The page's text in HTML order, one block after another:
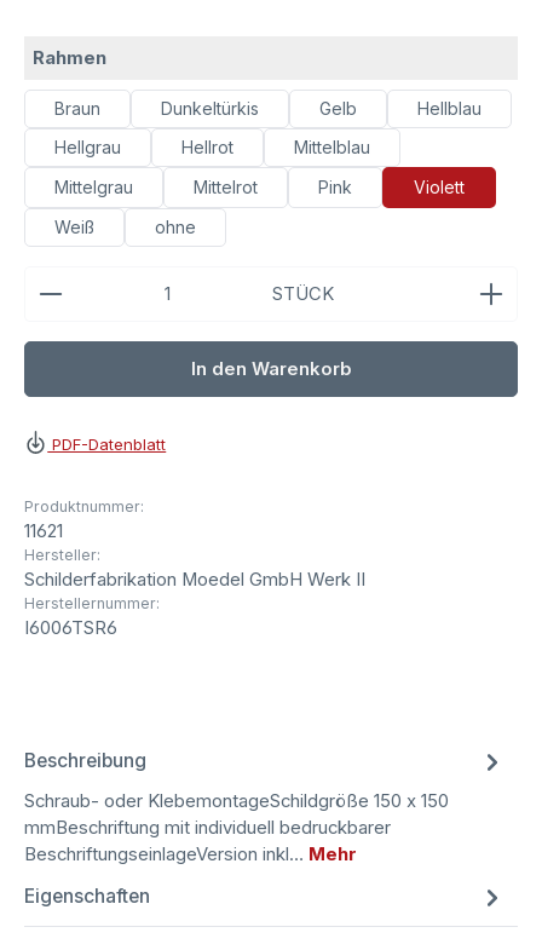
Rahmenauswählen
Braun Dunkeltürkis Gelb
Hellblau
Hellgrau
Hellrot
Mittelblau
Mittelgrau
Mittelrot Pink
Violett
Weiß
ohne
Produkt Anzahl: Gib den gewünschten Wert ein
STÜCK
In den Warenkorb
PDF-Datenblatt
Produktnummer:
11621
Hersteller:
Schilderfabrikation Moedel GmbH Werk II
Herstellernummer:
I6006TSR6
Beschreibung
Schraub- oder KlebemontageSchildgröße 150 x 150
mmBeschriftung mit individuell bedruckbarer
BeschriftungseinlageVersion inkl… Mehr
Eigenschaften